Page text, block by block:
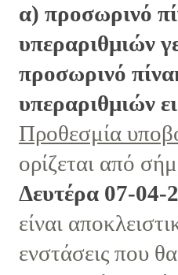
α) προσωρινό
υπεραριθμιών
προσωρινό
υπεραριθμιών
Προθεσμία
ορίζεται από
Δευτέρα 07-
είναι
ενστάσεις που